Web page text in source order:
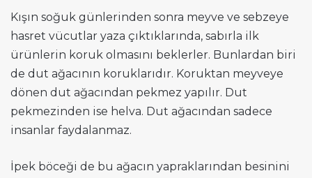
Kışın soğuk günlerinden sonra meyve ve sebzeye
hasret vücutlar yaza çıktıklarında, sabırla ilk
ürünlerin koruk olmasını beklerler. Bunlardan biri
de dut ağacının koruklarıdır. Koruktan meyveye
dönen dut ağacından pekmez yapılır. Dut
pekmezinden ise helva. Dut ağacından sadece
insanlar faydalanmaz.
İpek böceği de bu ağacın yapraklarından besinini